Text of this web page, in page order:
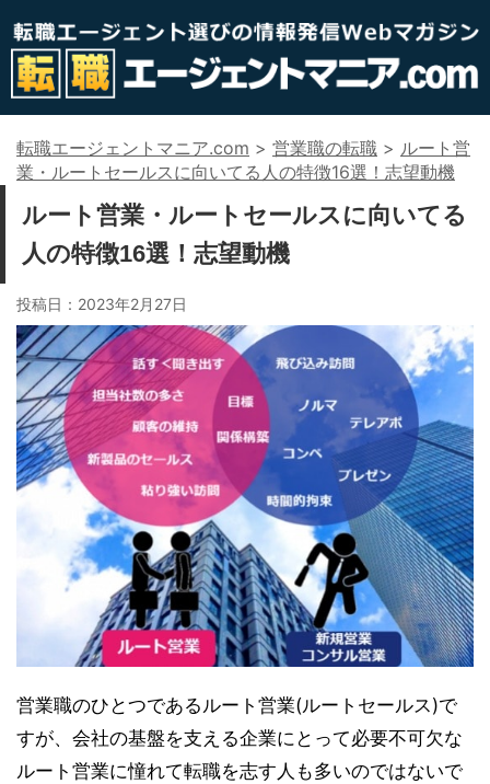
転職エージェントマニア.com > 営業職の転職 > ルート営
業・ルートセールスに向いてる人の特徴16選！志望動機
ルート営業・ルートセールスに向いてる
人の特徴16選！志望動機
投稿日： 2023年2月27日
営業職のひとつであるルート営業(ルートセールス)で
すが、会社の基盤を支える企業にとって必要不可欠な
ルート営業に憧れて転職を志す人も多いのではないで